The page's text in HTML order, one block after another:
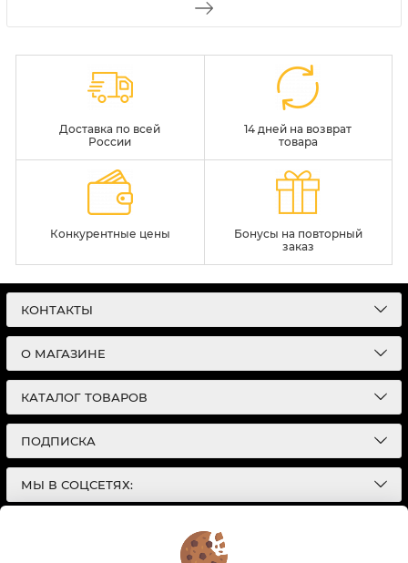
Доставка по всей
России
14 дней на возврат
товара
Конкурентные цены
Бонусы на повторный
заказ
КОНТАКТЫ
О МАГАЗИНЕ
КАТАЛОГ ТОВАРОВ
ПОДПИСКА
МЫ В СОЦСЕТЯХ:
Интернет-магазин автотоваров в Екатеринбурге
| Разработка сайтов |